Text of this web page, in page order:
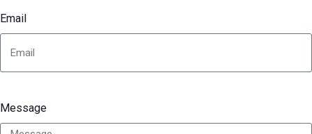
Email
Message